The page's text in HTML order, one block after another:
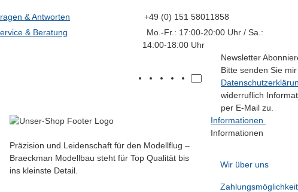
& Antworten
& Beratung
+49 (0) 151 58011858
Mo.-Fr.: 17:00-20:00 Uhr / Sa.:
14:00-18:00 Uhr
Newsletter
Bitte senden Sie
widerruflich
per E-Mail zu.
Präzision und Leidenschaft für den Modellflug –
Braeckman Modellbau steht für Top Qualität bis
ins kleinste Detail.
Informationen
Informationen
Wir über uns